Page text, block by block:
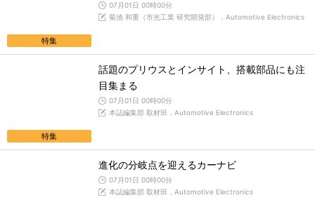
特集
07月01日 00時00分
菊池 和重（市光工業 研究開発部），Automotive Electronics
特集
話題のプリウスとインサイト、搭載部品にも注
目集まる
07月01日 00時00分
本誌編集部 取材班，Automotive Electronics
進化の分岐点を迎えるカーナビ
07月01日 00時00分
本誌編集部 取材班，Automotive Electronics